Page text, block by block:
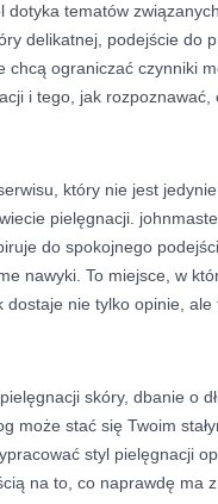
dotyka tematów
delikatnej, podejście do
chcą ograniczać czynniki
i tego, jak rozpoznawać,
który nie jest
pielęgnacji.
do spokojnego
nawyki. To miejsce, w
dostaje nie tylko opinie,
skóry, dbanie o
może stać się Twoim
styl pielęgnacji
na to, co naprawdę ma